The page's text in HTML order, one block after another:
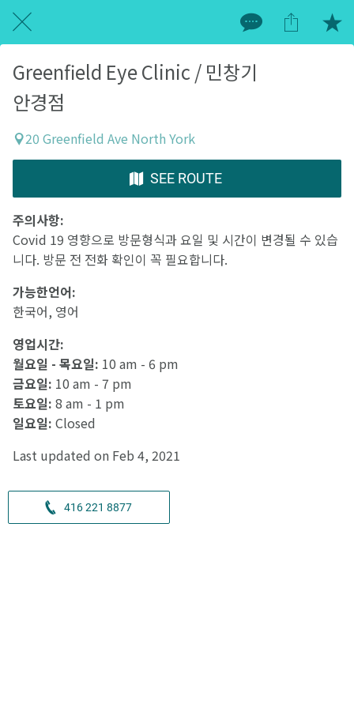
Greenfield Eye Clinic / 민창기
안경점
20 Greenfield Ave North York
SEE ROUTE
주의사항:
Covid 19 영향으로 방문형식과 요일 및 시간이 변경될 수 있습
니다. 방문 전 전화 확인이 꼭 필요합니다.
가능한언어:
한국어, 영어
영업시간:
월요일 - 목요일: 10 am - 6 pm
금요일: 10 am - 7 pm
토요일: 8 am - 1 pm
일요일: Closed
Last updated on Feb 4, 2021
416 221 8877